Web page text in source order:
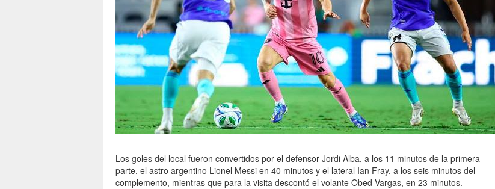
Los goles del local fueron convertidos por el defensor Jordi Alba, a los 11 minutos de la primera
parte, el astro argentino Lionel Messi en 40 minutos y el lateral Ian Fray, a los seis minutos del
complemento, mientras que para la visita descontó el volante Obed Vargas, en 23 minutos.